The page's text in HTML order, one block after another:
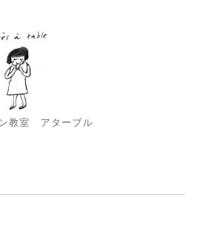
教室 アターブル